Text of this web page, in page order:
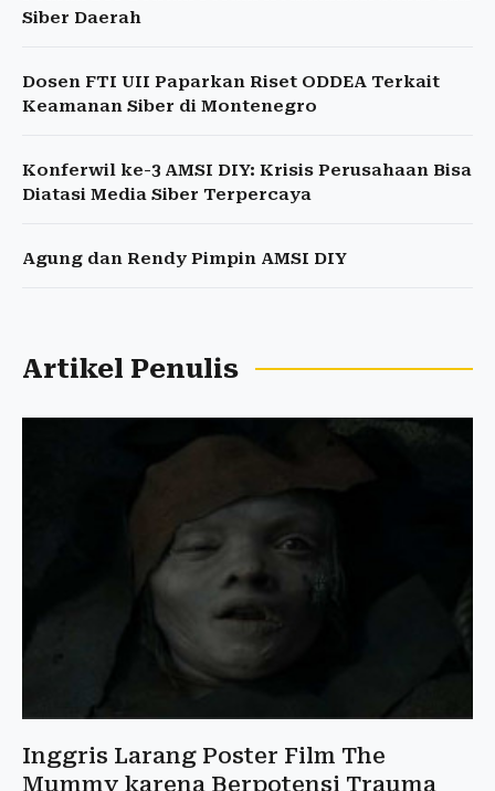
Siber Daerah
Dosen FTI UII Paparkan Riset ODDEA Terkait
Keamanan Siber di Montenegro
Konferwil ke-3 AMSI DIY: Krisis Perusahaan Bisa
Diatasi Media Siber Terpercaya
Agung dan Rendy Pimpin AMSI DIY
Artikel Penulis
Inggris Larang Poster Film The
Mummy karena Berpotensi Trauma